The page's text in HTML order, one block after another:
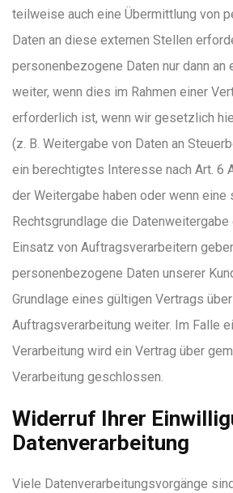
teilweise auch eine Übermittlung von
Daten an diese externen Stellen
personenbezogene Daten nur dann an
weiter, wenn dies im Rahmen einer
erforderlich ist, wenn wir gesetzlich
(z. B. Weitergabe von Daten an
ein berechtigtes Interesse nach Art. 6
der Weitergabe haben oder wenn eine
Rechtsgrundlage die Datenweitergabe
Einsatz von Auftragsverarbeitern
personenbezogene Daten unserer
Grundlage eines gültigen Vertrags über
Auftragsverarbeitung weiter. Im Falle
Verarbeitung wird ein Vertrag über
Verarbeitung geschlossen.
Widerruf Ihrer
Datenverarbeitung
Viele Datenverarbeitungsvorgänge